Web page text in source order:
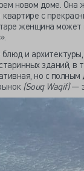
новом доме.
с
женщина может
и
зданий, в
но с
(Souq Waqif)—